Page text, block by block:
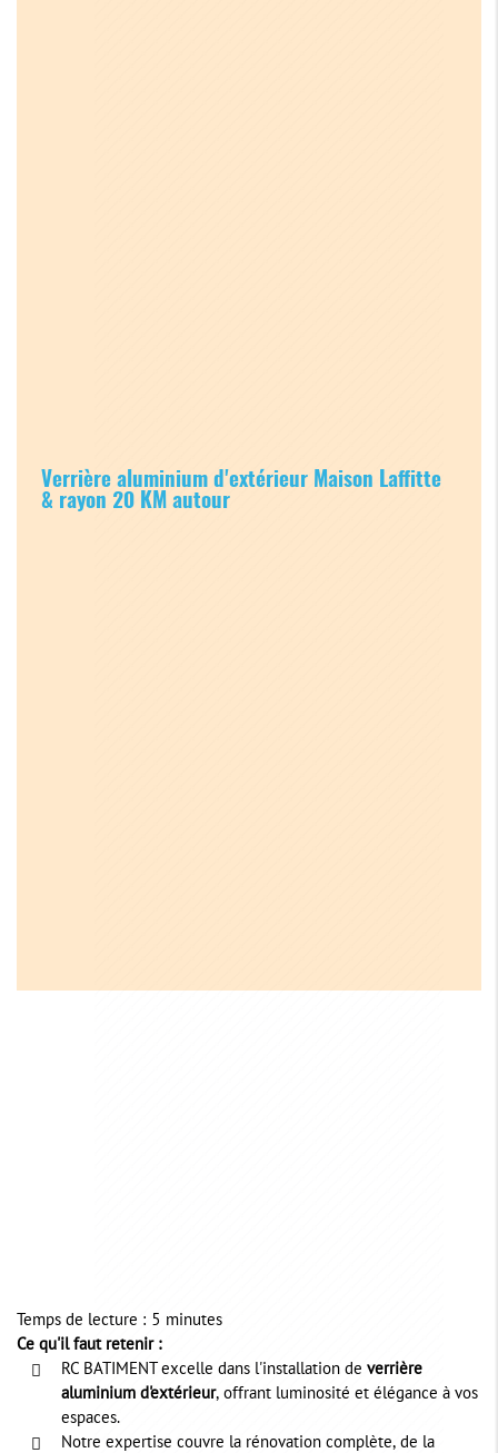
Verrière aluminium d'extérieur Maison Laffitte
& rayon 20 KM autour
Temps de lecture : 5 minutes
Ce qu'il faut retenir :
RC BATIMENT excelle dans l'installation de verrière
aluminium d'extérieur, offrant luminosité et élégance à vos
espaces.
Notre expertise couvre la rénovation complète, de la